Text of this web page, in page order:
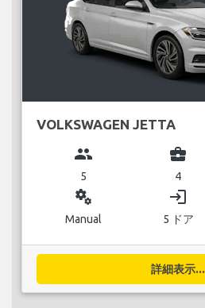
VOLKSWAGEN JETTA
group
5
business_center
4
miscellaneous_services
Manual
login
5 ドア
詳細表示...